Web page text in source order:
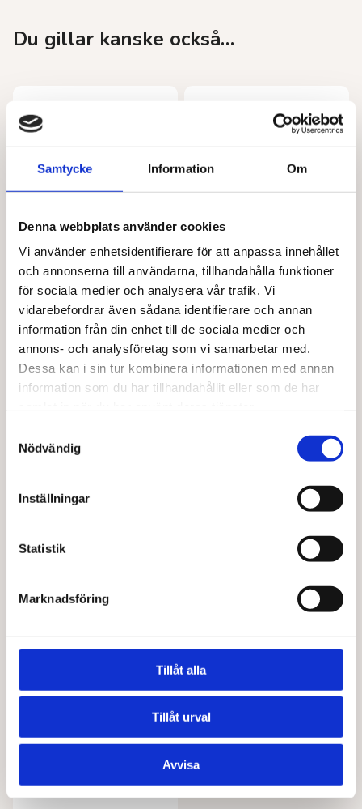
Samtycke Information Om
Denna webbplats använder cookies
Vi använder enhetsidentifierare för att anpassa innehållet
och annonserna till användarna, tillhandahålla funktioner
för sociala medier och analysera vår trafik. Vi
vidarebefordrar även sådana identifierare och annan
information från din enhet till de sociala medier och
annons- och analysföretag som vi samarbetar med.
Dessa kan i sin tur kombinera informationen med annan
information som du har tillhandahållit eller som de har
Nödvändig
Inställningar
Statistik
Marknadsföring
Tillåt alla
Tillåt urval
Avvisa
Du gillar kanske också…
KOLSVART
Söta lakritsfiskar
46,00kr
Lägg till i varukorg
KOLSVART
Torsken
46,00kr
Lägg till i varukorg
TERRASANA
Salt & hallon lakrits